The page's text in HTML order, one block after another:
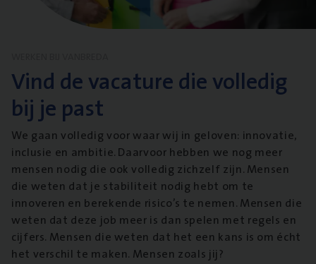
Vind de vacature die volledig
bij je past
We gaan volledig voor waar wij in geloven: innovatie,
inclusie en ambitie. Daarvoor hebben we nog meer
mensen nodig die ook volledig zichzelf zijn. Mensen
die weten dat je stabiliteit nodig hebt om te
innoveren en berekende risico’s te nemen. Mensen die
weten dat deze job meer is dan spelen met regels en
cijfers. Mensen die weten dat het een kans is om écht
het verschil te maken. Mensen zoals jij?